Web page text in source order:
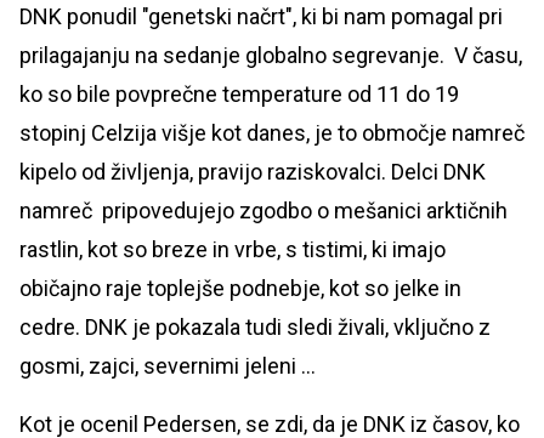
DNK ponudil "genetski načrt", ki bi nam pomagal pri
prilagajanju na sedanje globalno segrevanje. V času,
ko so bile povprečne temperature od 11 do 19
stopinj Celzija višje kot danes, je to območje namreč
kipelo od življenja, pravijo raziskovalci. Delci DNK
namreč pripovedujejo zgodbo o mešanici arktičnih
rastlin, kot so breze in vrbe, s tistimi, ki imajo
običajno raje toplejše podnebje, kot so jelke in
cedre. DNK je pokazala tudi sledi živali, vključno z
gosmi, zajci, severnimi jeleni ...
Kot je ocenil Pedersen, se zdi, da je DNK iz časov, ko